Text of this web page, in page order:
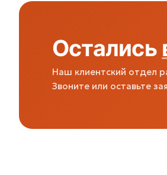
Остались
Наш клиентский отдел
Звоните или оставьте